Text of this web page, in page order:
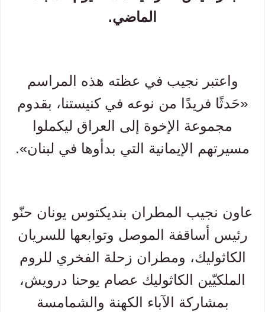
الماضي.
واعتبر نجيب في عظته هذه المراسم
«حَدثًا فريدًا من نوعه في كنيستنا، بقدوم
مجموعة الإخوة إلى العراق ليكملوا
مسيرتهم الإيمانية التي بدأوها في لبنان».
عاون نجيب المطران بنديكتوس يونان حنّو
رئيس أساقفة الموصل وتوابعها للسريان
الكاثوليك، ومطران زحلة الفخري للروم
الملكيّين الكاثوليك عصام يوحنا درويش،
بمشاركة الآباء الكهنة والشمامسة